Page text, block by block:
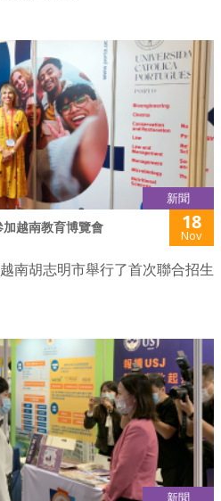
新聞
越南教育博覽會 18
Nov
南胡志明市舉行了首次聯合招生
新聞